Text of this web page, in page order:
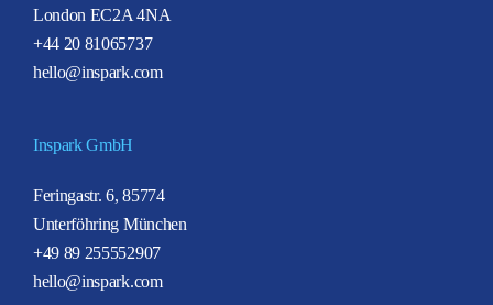
London EC2A 4NA
+44 20 81065737
hello@inspark.com
Inspark GmbH
Feringastr. 6, 85774
Unterföhring München
+49 89 255552907
hello@inspark.com